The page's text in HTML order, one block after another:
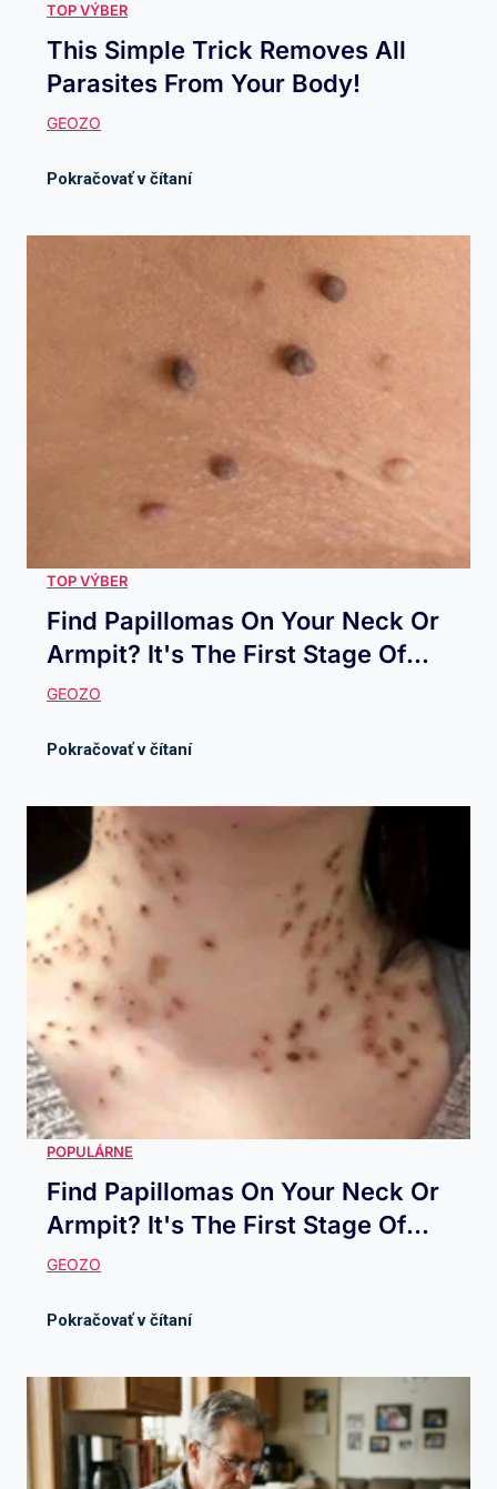
This Simple Trick Removes All
Parasites From Your Body!
Find Papillomas On Your Neck Or
Armpit? It's The First Stage Of...
Find Papillomas On Your Neck Or
Armpit? It's The First Stage Of...